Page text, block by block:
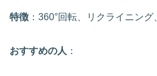
特徴 ：360°回転、リクライニン
おすすめの人 ：